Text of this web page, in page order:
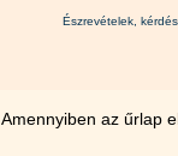
Észrevételek,
Amennyiben az űrlap